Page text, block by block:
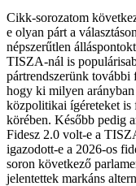
Cikk-sorozatom
e olyan párt a
népszerűtlen
TISZA-nál is
pártrendszerünk
hogy ki milyen
közpolitikai ígéreteket is
körében. Később pedig
Fidesz 2.0 volt-e a
igazodott-e a 2026-os
soron következő
jelentettek markáns